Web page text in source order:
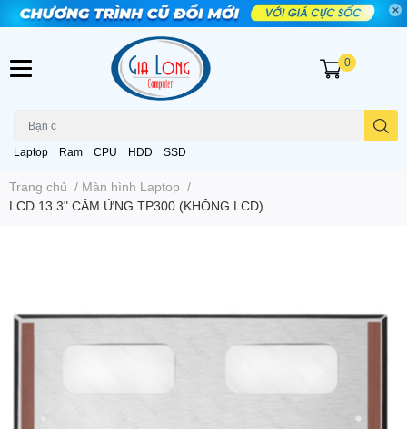
Laptop Ram CPU HDD SSD
0
Trang chủ / Màn hình Laptop /
LCD 13.3" CẢM ỨNG TP300 (KHÔNG LCD)